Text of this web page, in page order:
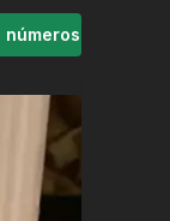
números